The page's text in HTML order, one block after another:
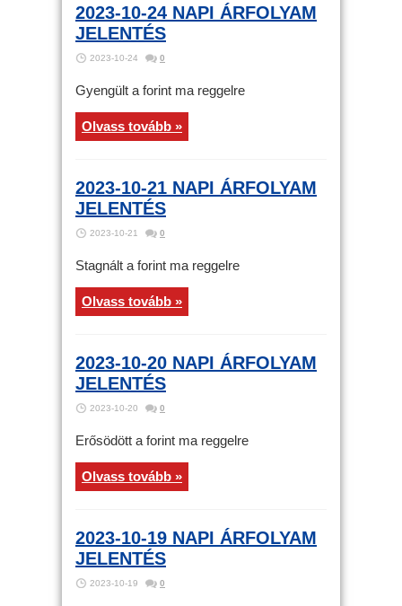
2023-10-24 NAPI ÁRFOLYAM
JELENTÉS
2023-10-24 0
Gyengült a forint ma reggelre
Olvass tovább »
2023-10-21 NAPI ÁRFOLYAM
JELENTÉS
2023-10-21 0
Stagnált a forint ma reggelre
Olvass tovább »
2023-10-20 NAPI ÁRFOLYAM
JELENTÉS
2023-10-20 0
Erősödött a forint ma reggelre
Olvass tovább »
2023-10-19 NAPI ÁRFOLYAM
JELENTÉS
2023-10-19 0